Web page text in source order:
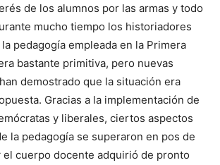
de los alumnos por las armas y todo
mucho tiempo los historiadores
pedagogía empleada en la Primera
bastante primitiva, pero nuevas
demostrado que la situación era
Gracias a la implementación de
y liberales, ciertos aspectos
la pedagogía se superaron en pos de
el cuerpo docente adquirió de pronto